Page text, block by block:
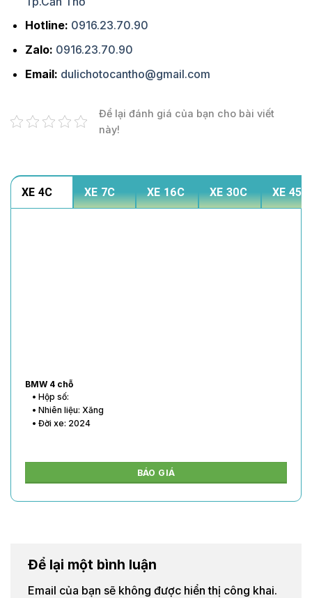
Hotline: 0916.23.70.90
Zalo: 0916.23.70.90
Email: dulichotocantho@gmail.com
Để lại đánh giá của bạn cho bài viết
này!
XE 4C XE 7C XE 16C XE 30C XE 45C
BMW 4 chỗ
• Hộp số:
• Nhiên liệu: Xăng
• Đời xe: 2024
BÁO GIÁ
Để lại một bình luận
Email của bạn sẽ không được hiển thị công khai.